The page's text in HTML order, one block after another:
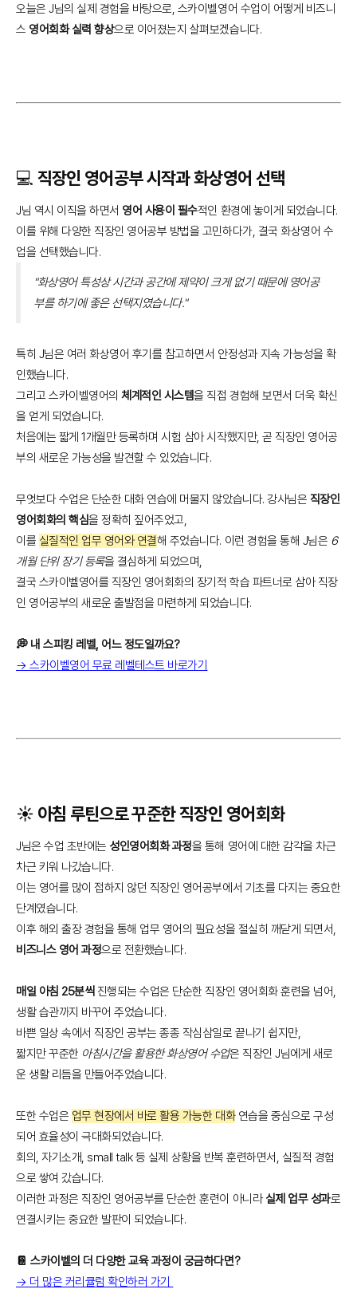
오늘은 J님의 실제 경험을 바탕으로, 스카이벨영어 수업이 어떻게 비즈니
스 영어회화 실력 향상으로 이어졌는지 살펴보겠습니다.
💻 직장인 영어공부 시작과 화상영어 선택
J님 역시 이직을 하면서 영어 사용이 필수적인 환경에 놓이게 되었습니다.
이를 위해 다양한 직장인 영어공부 방법을 고민하다가, 결국 화상영어 수
업을 선택했습니다.
"화상영어 특성상 시간과 공간에 제약이 크게 없기 때문에 영어공
부를 하기에 좋은 선택지였습니다."
특히 J님은 여러 화상영어 후기를 참고하면서 안정성과 지속 가능성을 확
인했습니다.
그리고 스카이벨영어의체계적인 시스템을 직접 경험해 보면서 더욱 확신
을 얻게 되었습니다.
처음에는 짧게 1개월만 등록하며 시험 삼아 시작했지만, 곧 직장인 영어공
부의 새로운 가능성을 발견할 수 있었습니다.
무엇보다 수업은 단순한 대화 연습에 머물지 않았습니다. 강사님은 직장인
영어회화의 핵심을 정확히 짚어주었고,
이를 실질적인 업무 영어와 연결해 주었습니다. 이런 경험을 통해 J님은 6
개월 단위 장기 등록을 결심하게 되었으며,
결국 스카이벨영어를 직장인 영어회화의 장기적 학습 파트너로 삼아 직장
인 영어공부의 새로운 출발점을 마련하게 되었습니다.
💭 내 스피킹 레벨, 어느 정도일까요?
→ 스카이벨영어 무료 레벨테스트 바로가기
☀️ 아침 루틴으로 꾸준한 직장인 영어회화
J님은 수업 초반에는 성인영어회화 과정을 통해 영어에 대한 감각을 차근
차근 키워 나갔습니다.
이는 영어를 많이 접하지 않던 직장인 영어공부에서 기초를 다지는 중요한
단계였습니다.
이후 해외 출장 경험을 통해 업무 영어의 필요성을 절실히 깨닫게 되면서,
비즈니스 영어 과정으로 전환했습니다.
매일 아침 25분씩 진행되는 수업은 단순한 직장인 영어회화 훈련을 넘어,
생활 습관까지 바꾸어 주었습니다.
바쁜 일상 속에서 직장인 공부는 종종 작심삼일로 끝나기 쉽지만,
짧지만 꾸준한 아침시간을 활용한 화상영어 수업은 직장인 J님에게 새로
운 생활 리듬을 만들어주었습니다.
또한 수업은 업무 현장에서 바로 활용 가능한 대화연습을 중심으로 구성
되어 효율성이 극대화되었습니다.
회의, 자기소개, small talk 등 실제 상황을 반복 훈련하면서, 실질적 경험
으로 쌓여 갔습니다.
이러한 과정은 직장인 영어공부를 단순한 훈련이 아니라실제 업무 성과로
연결시키는 중요한 발판이 되었습니다.
📔 스카이벨의 더 다양한 교육 과정이 궁금하다면?
→ 더 많은 커리큘럼 확인하러 가기